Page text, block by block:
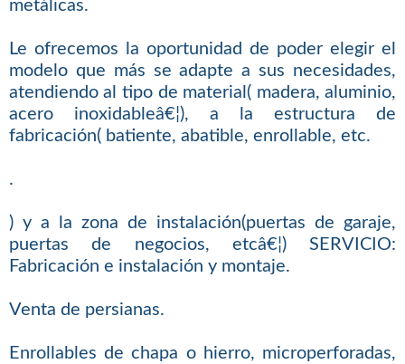
metálicas.
Le ofrecemos la oportunidad de poder elegir el
modelo que más se adapte a sus necesidades,
atendiendo al tipo de material( madera, aluminio,
acero inoxidableâ€¦), a la estructura de
fabricación( batiente, abatible, enrollable, etc.
.
) y a la zona de instalación(puertas de garaje,
puertas de negocios, etcâ€¦) SERVICIO:
Fabricación e instalación y montaje.
Venta de persianas.
Enrollables de chapa o hierro, microperforadas,